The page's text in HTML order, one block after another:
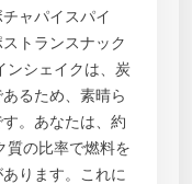
ャパイスパイ
トランスナック
ンシェイクは、炭
るため、素晴ら
。あなたは、約
質の比率で燃料を
ります。これに